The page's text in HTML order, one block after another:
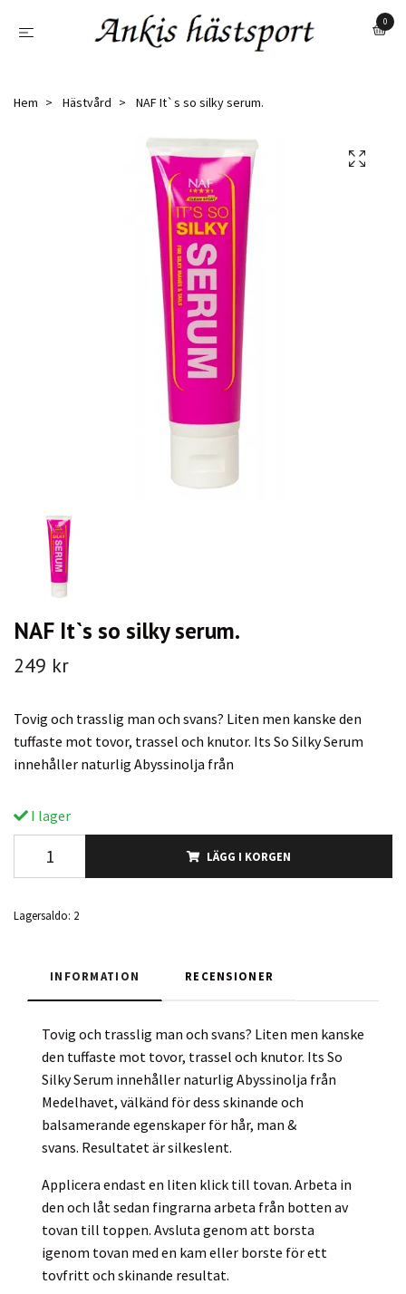
0
Hem Hästvård NAF It`s so silky serum.
NAF It`s so silky serum.
249 kr
Tovig och trasslig man och svans? Liten men kanske den
tuffaste mot tovor, trassel och knutor. Its So Silky Serum
innehåller naturlig Abyssinolja från
I lager
LÄGG I KORGEN
Lagersaldo: 2
INFORMATION RECENSIONER
Tovig och trasslig man och svans? Liten men kanske
den tuffaste mot tovor, trassel och knutor. Its So
Silky Serum innehåller naturlig Abyssinolja från
Medelhavet, välkänd för dess skinande och
balsamerande egenskaper för hår, man &
svans. Resultatet är silkeslent.
Applicera endast en liten klick till tovan. Arbeta in
den och låt sedan fingrarna arbeta från botten av
tovan till toppen. Avsluta genom att borsta
igenom tovan med en kam eller borste för ett
tovfritt och skinande resultat.